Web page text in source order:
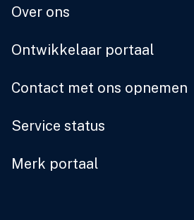
Over ons
Ontwikkelaar portaal
Contact met ons opnemen
Service status
Merk portaal